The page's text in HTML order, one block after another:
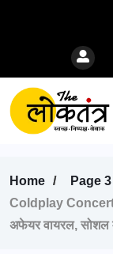
Home
Page 3
Coldplay Concert
अफेयर वायरल, सोशल